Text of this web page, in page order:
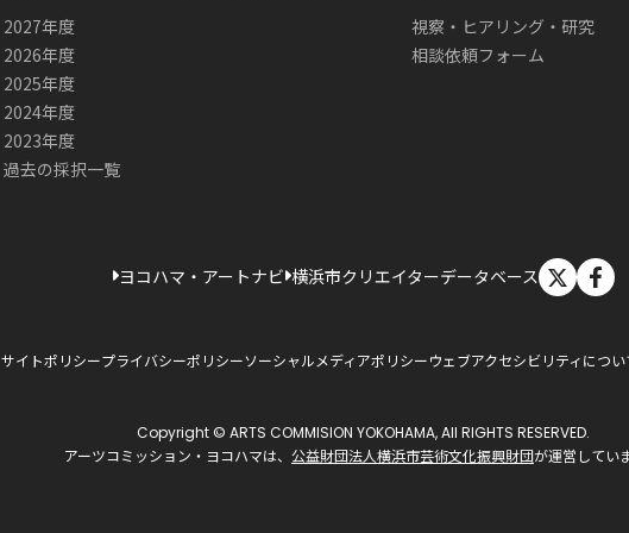
2027年度
2026年度
2025年度
2024年度
2023年度
過去の採択一覧
視察・ヒアリング・研究
相談依頼フォーム
ヨコハマ・アートナビ 横浜市クリエイターデータベース X
サイトポリシープライバシーポリシーソーシャルメディアポリシーウェブアクセシビリティについ
Copyright © ARTS COMMISION YOKOHAMA, All RIGHTS RESERVED.
アーツコミッション・ヨコハマは、 公益財団法人横浜市芸術文化振興財団が運営していま